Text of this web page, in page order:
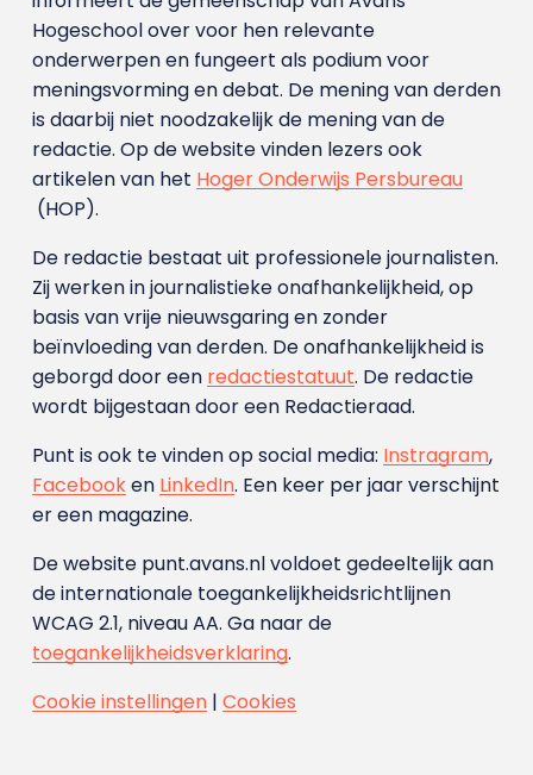
Hogeschool over voor hen relevante
onderwerpen en fungeert als podium voor
meningsvorming en debat. De mening van derden
is daarbij niet noodzakelijk de mening van de
redactie. Op de website vinden lezers ook
artikelen van het Hoger Onderwijs Persbureau
(HOP).
De redactie bestaat uit professionele journalisten.
Zij werken in journalistieke onafhankelijkheid, op
basis van vrije nieuwsgaring en zonder
beïnvloeding van derden. De onafhankelijkheid is
geborgd door een redactiestatuut. De redactie
wordt bijgestaan door een Redactieraad.
Punt is ook te vinden op social media: Instragram,
Facebooken LinkedIn. Een keer per jaar verschijnt
er een magazine.
De website punt.avans.nl voldoet gedeeltelijk aan
de internationale toegankelijkheidsrichtlijnen
WCAG 2.1, niveau AA. Ga naar de
toegankelijkheidsverklaring.
Cookie instellingen| Cookies